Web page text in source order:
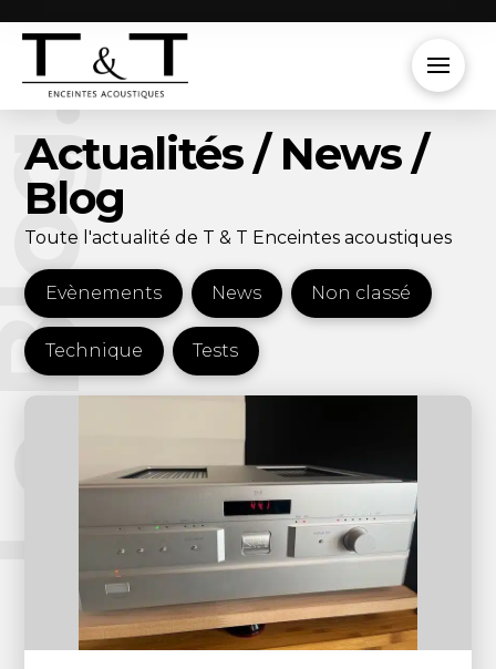
Actualités / News /
Blog
Toute l'actualité de T & T Enceintes acoustiques
Evènements News Non classé
Technique Tests